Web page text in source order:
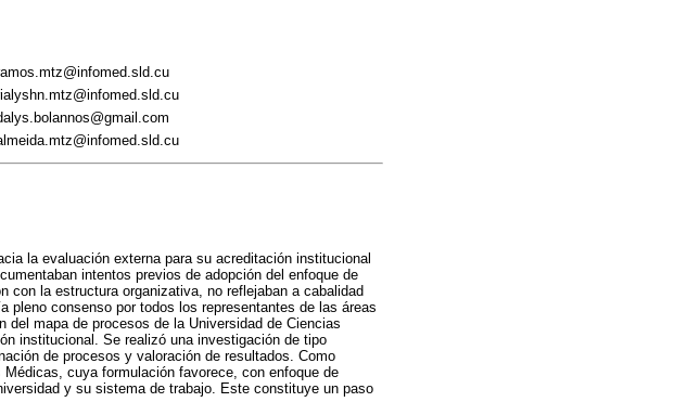
la evaluación externa para su acreditación institucional
intentos previos de adopción del enfoque de
con la estructura organizativa, no reflejaban a cabalidad
consenso por todos los representantes de las áreas
mapa de procesos de la Universidad de Ciencias
institucional. Se realizó una investigación de tipo
de procesos y valoración de resultados. Como
cuya formulación favorece, con enfoque de
y su sistema de trabajo. Este constituye un paso